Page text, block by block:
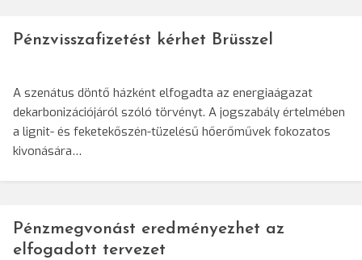
Pénzvisszafizetést kérhet Brüsszel
A szenátus döntő házként elfogadta az energiaágazat
dekarbonizációjáról szóló törvényt. A jogszabály értelmében
a lignit- és feketekőszén-tüzelésű hőerőművek fokozatos
kivonására…
Pénzmegvonást eredményezhet az
elfogadott tervezet